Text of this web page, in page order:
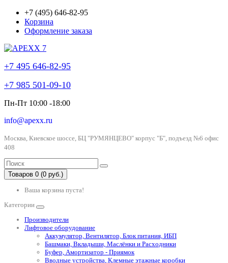
+7 (495) 646-82-95
Корзина
Оформление заказа
+7 495 646-82-95
+7 985 501-09-10
Пн-Пт 10:00 -18:00
info@apexx.ru
Москва, Киевское шоссе, БЦ "РУМЯНЦЕВО" корпус "Б", подъезд №6 офис
408
Товаров 0 (0 руб.)
Ваша корзина пуста!
Категории
Производители
Лифтовое оборудование
Аккумулятор, Вентилятор, Блок питания, ИБП
Башмаки, Вкладыши, Маслёнки и Расходники
Буфер, Амортизатор - Приямок
Вводные устройства, Клемные этажные коробки